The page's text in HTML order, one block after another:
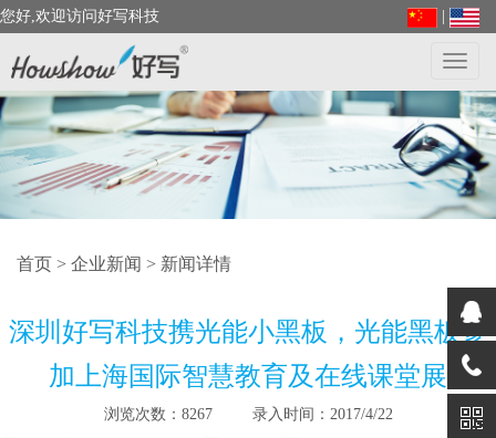
您好,欢迎访问好写科技
首页 > 企业新闻 > 新闻详情
深圳好写科技携光能小黑板，光能黑板参
加上海国际智慧教育及在线课堂展
浏览次数：8267 录入时间：2017/4/22